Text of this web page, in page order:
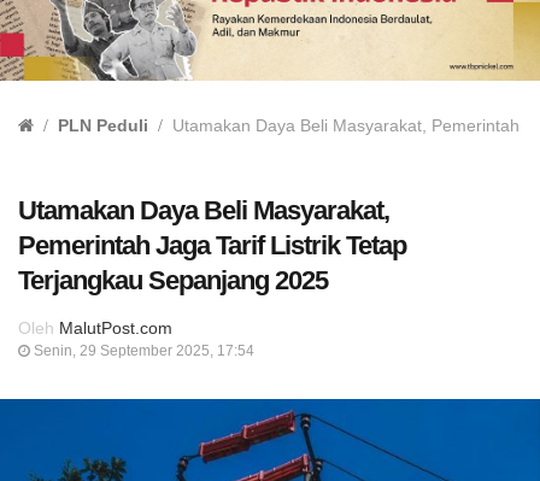
PLN Peduli Utamakan Daya Beli Masyarakat, Pemerintah
Utamakan Daya Beli Masyarakat,
Pemerintah Jaga Tarif Listrik Tetap
Terjangkau Sepanjang 2025
Oleh MalutPost.com
Senin, 29 September 2025, 17:54